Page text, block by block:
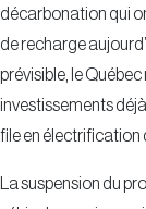
décarbonation qui
de recharge
prévisible, le
investissements
file en électrification
La suspension du